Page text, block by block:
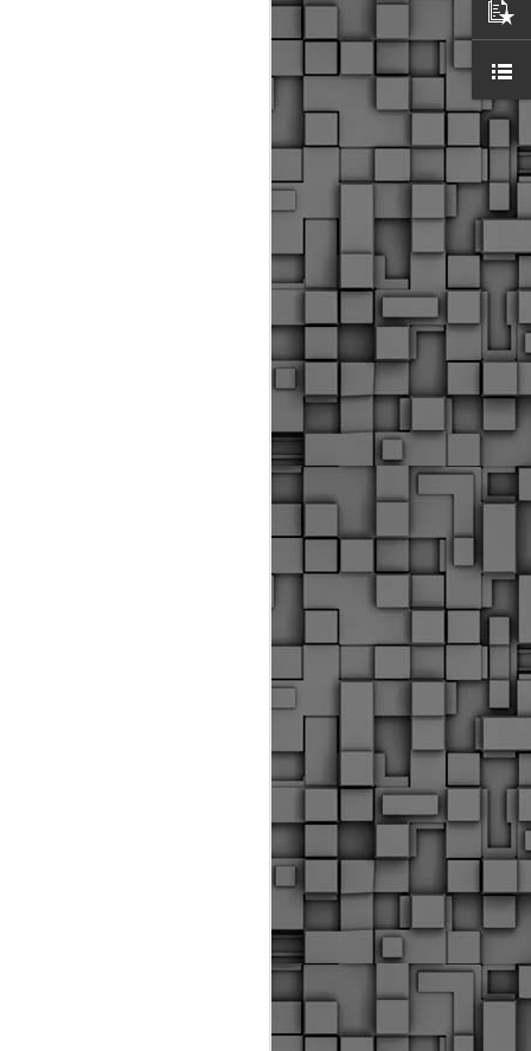
αστυνομικούς, οι οποίοι έχουν
εκπαίδευσή τους και
καθήκοντα.
ο Δήμος παρέλαβε τρία
οποία θα χρησιμοποιούνται για
μετακινήσεις των